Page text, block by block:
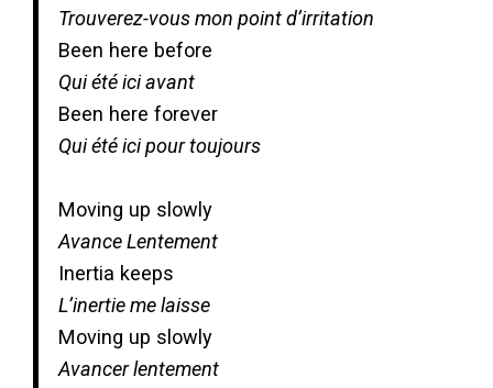
Trouverez-vous mon point d’irritation
Been here before
Qui été ici avant
Been here forever
Qui été ici pour toujours
Moving up slowly
Avance Lentement
Inertia keeps
L’inertie me laisse
Moving up slowly
Avancer lentement